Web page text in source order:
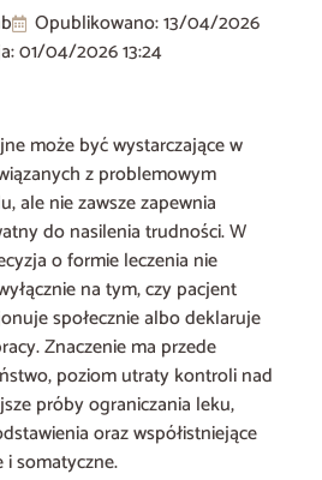
Opublikowano:13/04/2026
01/04/202613:24
może być wystarczające w
z problemowym
ale nie zawsze zapewnia
do nasilenia trudności. W
o formie leczenia nie
na tym, czy pacjent
społecznie albo deklaruje
Znaczenie ma przede
poziom utraty kontroli nad
próby ograniczania leku,
oraz współistniejące
somatyczne.